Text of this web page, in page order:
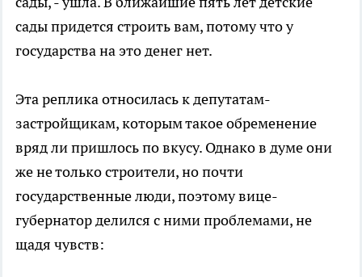
сады придется строить вам, потому что у
государства на это денег нет.
Эта реплика относилась к депутатам-
застройщикам, которым такое обременение
вряд ли пришлось по вкусу. Однако в думе они
же не только строители, но почти
государственные люди, поэтому вице-
губернатор делился с ними проблемами, не
щадя чувств: